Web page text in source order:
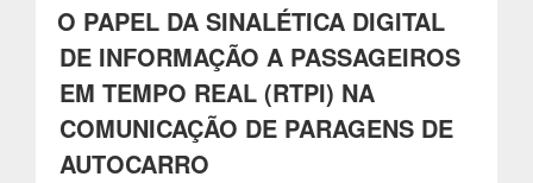
EM
O PAPEL DA SINALÉTICA DIGITAL
DE INFORMAÇÃO A PASSAGEIROS
EM TEMPO REAL (RTPI) NA
COMUNICAÇÃO DE PARAGENS DE
AUTOCARRO